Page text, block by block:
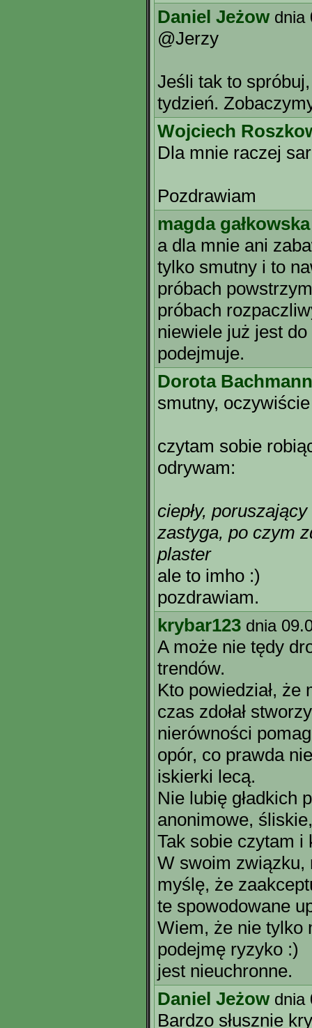
Daniel Jeżow dnia
@Jerzy
Jeśli tak to
tydzień.
Wojciech
Dla mnie raczej
Pozdrawiam
magda gałkowska
a dla mnie ani
tylko smutny i to
próbach
próbach
niewiele już jest
podejmuje.
Dorota Bachmann
smutny, oczywiście
czytam sobie
odrywam:
ciepły,
zastyga, po czym
plaster
ale to imho :)
pozdrawiam.
krybar123 dnia
A może nie tędy
trendów.
Kto powiedział, że
czas zdołał
nierówności
opór, co prawda
iskierki lecą.
Nie lubię gładkich
anonimowe,
Tak sobie czytam i
W swoim związku,
myślę, że
te spowodowane
Wiem, że nie tylko
podejmę ryzyko :)
jest nieuchronne.
Daniel Jeżow dnia
Bardzo słusznie